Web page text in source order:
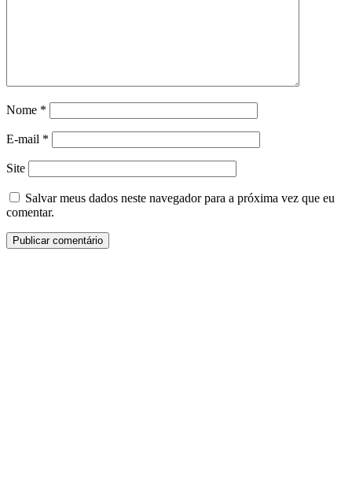
Nome *
E-mail *
Site
Salvar meus dados neste navegador para a próxima vez que eu
comentar.